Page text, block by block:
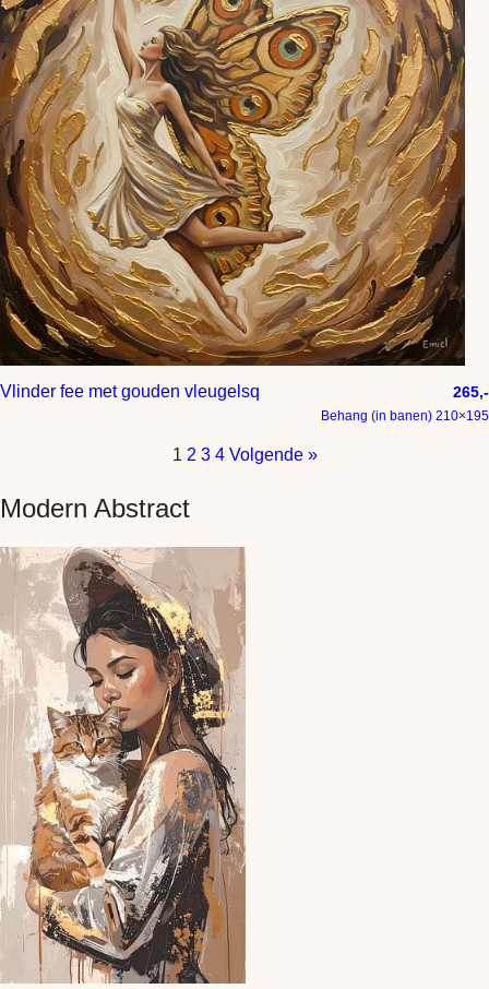
Vlinder fee met gouden vleugelsq 265,-
Behang (in banen) 210×195
1 2 3 4 Volgende »
Modern Abstract